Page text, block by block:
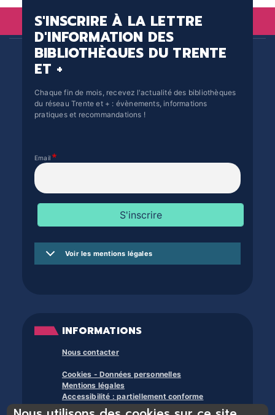
S'INSCRIRE À LA LETTRE
D'INFORMATION DES
BIBLIOTHÈQUES DU TRENTE
ET +
Chaque fin de mois, recevez l'actualité des bibliothèques
du réseau Trente et + : évènements, informations
pratiques et recommandations !
Email
Voir les mentions légales
INFORMATIONS
Nous contacter
Cookies - Données personnelles
Mentions légales
Accessibilité : partiellement conforme